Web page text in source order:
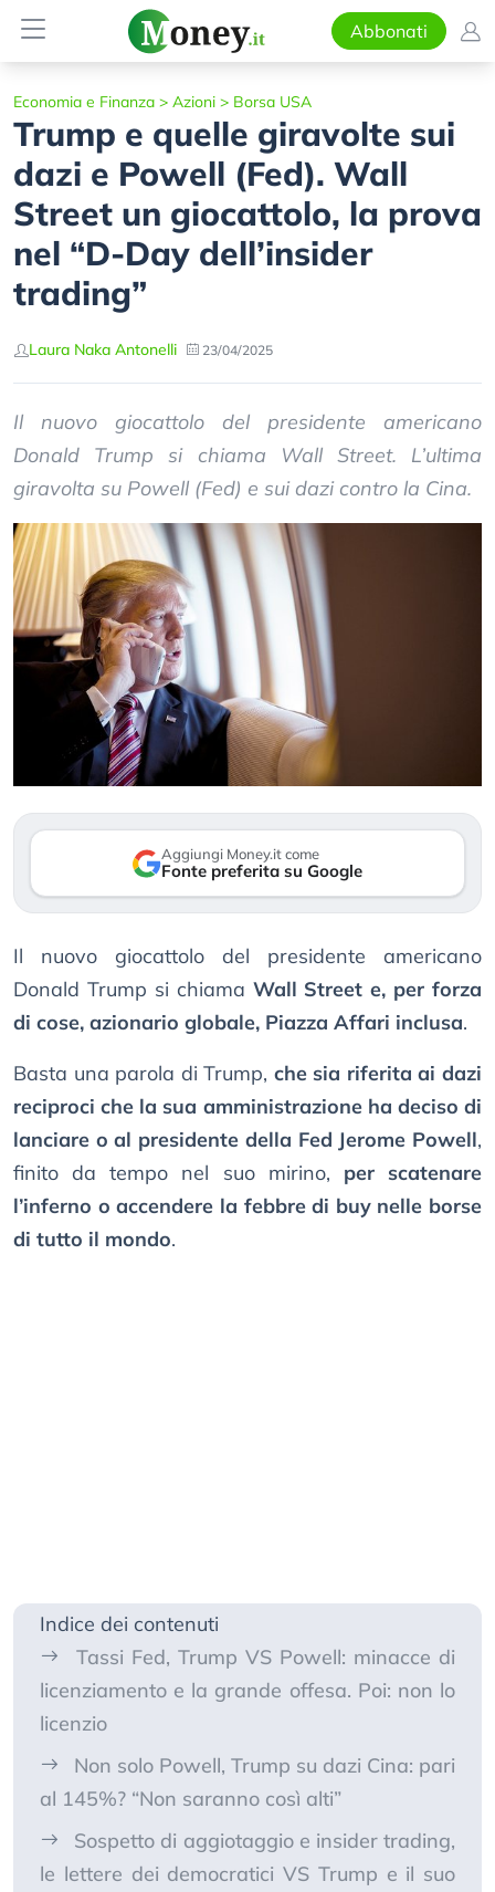
Abbonati
Economia e Finanza > Azioni > Borsa USA
Trump e quelle giravolte sui
dazi e Powell (Fed). Wall
Street un giocattolo, la prova
nel “D-Day dell’insider
trading”
Laura Naka Antonelli 23/04/2025
Il nuovo giocattolo del presidente americano
Donald Trump si chiama Wall Street. L’ultima
giravolta su Powell (Fed) e sui dazi contro la Cina.
Aggiungi Money.it come
Fonte preferita su Google
Il nuovo giocattolo del presidente americano
Donald Trump si chiama Wall Street e, per forza
di cose, azionario globale, Piazza Affari inclusa.
Basta una parola di Trump, che sia riferita ai dazi
reciproci che la sua amministrazione ha deciso di
lanciare o al presidente della Fed Jerome Powell,
finito da tempo nel suo mirino, per scatenare
l’inferno o accendere la febbre di buy nelle borse
di tutto il mondo.
Indice dei contenuti
Tassi Fed, Trump VS Powell: minacce di
licenziamento e la grande offesa. Poi: non lo
licenzio
Non solo Powell, Trump su dazi Cina: pari
al 145%? “Non saranno così alti”
Sospetto di aggiotaggio e insider trading,
le lettere dei democratici VS Trump e il suo